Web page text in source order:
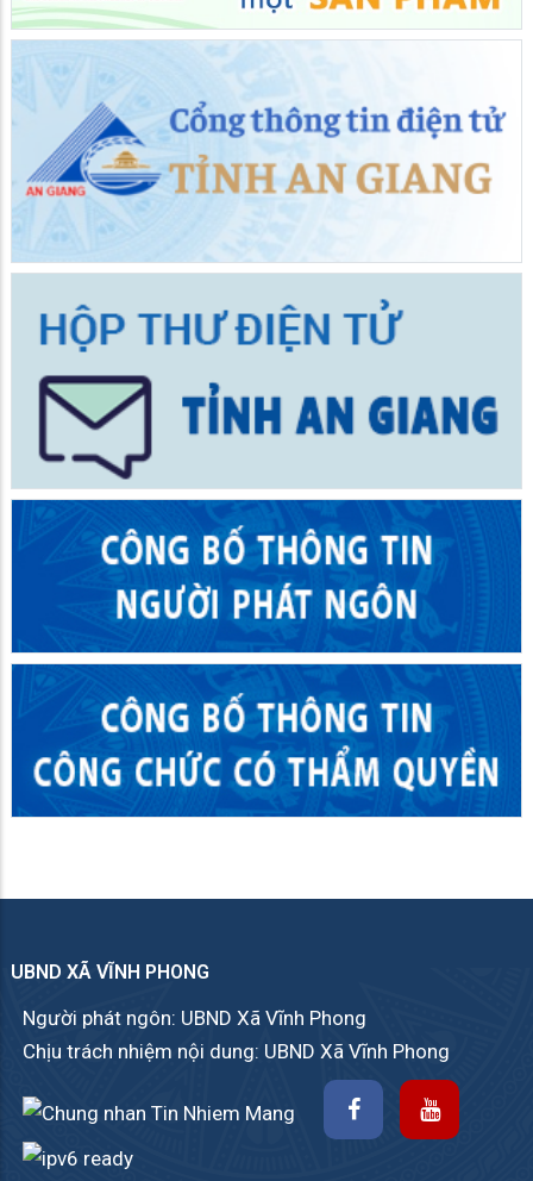
UBND XÃ VĨNH PHONG
Người phát ngôn: UBND Xã Vĩnh Phong
Chịu trách nhiệm nội dung: UBND Xã Vĩnh Phong